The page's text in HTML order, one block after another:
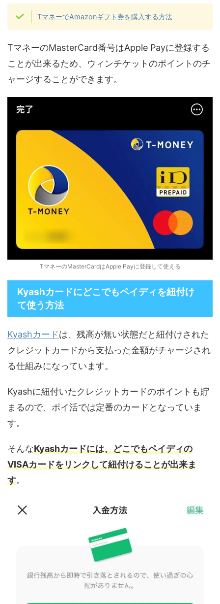
TマネーでAmazonギフト券を購入する方法
TマネーのMasterCard番号はApple Payに登録する
ことが出来るため、ウィンチケットのポイントのチ
ャージすることができます。
TマネーのMasterCardはApple Payに登録して使える
Kyashカードにどこでもペイディを紐付け
て使う方法
Kyashカードは、残高が無い状態だと紐付けされた
クレジットカードから支払った金額がチャージされ
る仕組みになっています。
Kyashに紐付いたクレジットカードのポイントも貯
まるので、ポイ活では定番のカードとなっていま
す。
そんなKyashカードには、どこでもペイディの
VISAカードをリンクして紐付けることが出来ま
す。